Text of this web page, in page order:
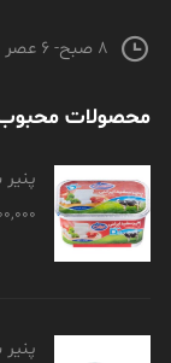
8 صبح- 6 عصر
محصولات